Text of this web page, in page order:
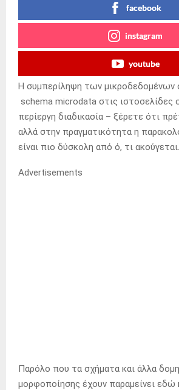
facebook
instagram
youtube
Η συμπερίληψη των μικροδεδομένων
schema microdata στις ιστοσελίδες
περίεργη διαδικασία – ξέρετε ότι
αλλά στην πραγματικότητα η
είναι πιο δύσκολη από ό, τι ακούγεται.
Advertisements
Παρόλο που τα σχήματα και άλλα
μορφοποίησης έχουν παραμείνει εδώ